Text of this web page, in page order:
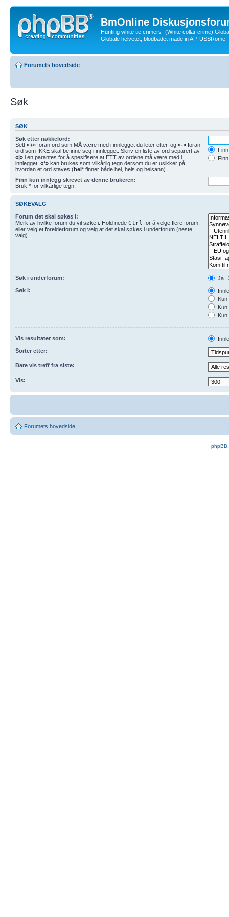
BmOnline
Hunting white tie crimers- (White collar crime)
Globale helvetet, blodbadet made in AP, USSRome!
Forumets hovedside
Søk
SØK
Søk etter nøkkelord:
Sett «+» foran ord som MÅ være med i innlegget du leter etter, og «-» foran
ord som IKKE skal befinne seg i innlegget. Skriv en liste av ord separert av
«|» i en parantes for å spesifisere at ETT av ordene må være med i
innlegget. «*» kan brukes som vilkårlig tegn dersom du er usikker på
hvordan et ord staves (hei* finner både hei, heis og heisann).
Finn kun innlegg skrevet av denne brukeren:
Bruk * for vilkårlige tegn.
SØKEVALG
Forum det skal søkes i:
Merk av hvilke forum du vil søke i. Hold nede Ctrl for å velge flere forum,
eller velg et forelderforum og velg at det skal søkes i underforum (neste
valg)
Søk i underforum:
Ja
Søk i:
Kun
Vis resultater som:
Sorter etter:
Bare vis treff fra siste:
Vis:
Forumets hovedside